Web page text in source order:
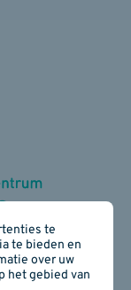
Tienen
te
te bieden en
over uw
het gebied van